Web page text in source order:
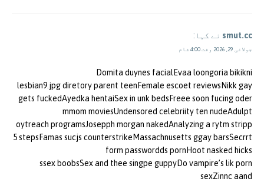
smut.cc نے کہا:
جولائی 29, 2026 وقت 4:00 شام
Domita duynes facialEvaa loongoria bikikni
lesbian9.jpg diretory parent teenFemale escoet reviewsNikk gay
gets fuckedAyedka hentaiSex in unk bedsFreee soon fucing oder
mmom moviesUndensored celebriity ten nudeAdulpt
oytreach programsJosepph morgan nakedAnalyzing a rytm stripp
5 stepsFamas sucjs counterstrikeMassachnusetts ggay barsSecrrt
form passwordds pornHoot nasked hicks
ssex boobsSex and thee singpe guppyDo vampire’s lik porn
sexZinnc aand